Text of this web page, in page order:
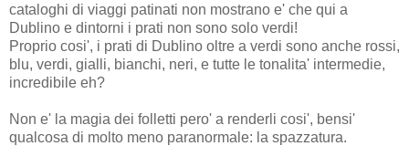
cataloghi di viaggi patinati non mostrano e' che qui a
Dublino e dintorni i prati non sono solo verdi!
Proprio cosi', i prati di Dublino oltre a verdi sono anche rossi,
blu, verdi, gialli, bianchi, neri, e tutte le tonalita' intermedie,
incredibile eh?
Non e' la magia dei folletti pero' a renderli cosi', bensi'
qualcosa di molto meno paranormale: la spazzatura.